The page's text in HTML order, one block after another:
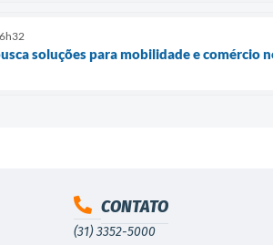
soluções para mobilidade e comércio
CONTATO
(31) 3352-5000